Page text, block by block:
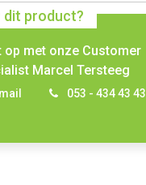
dit product?
op met onze Customer
Marcel Tersteeg
053 - 434 43 43